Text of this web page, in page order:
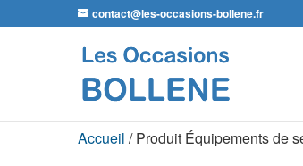
contact@les-occasions-bollene.fr
Accueil / Produit Équipements de